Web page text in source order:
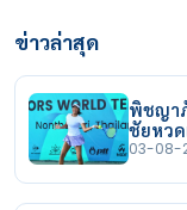
ข่าวล่าสุด
พิชญา
ชัยหวด
03-08-